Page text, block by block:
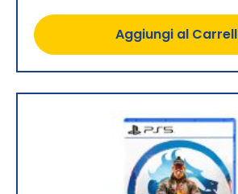
Aggiungi al